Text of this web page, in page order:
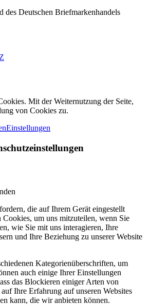
des Deutschen Briefmarkenhandels
Mit der Weiternutzung der Seite,
von Cookies zu.
Einstellungen
die auf Ihrem Gerät eingestellt
um uns mitzuteilen, wenn Sie
wie Sie mit uns interagieren, Ihre
und Ihre Beziehung zu unserer Website
Kategorienüberschriften, um
auch einige Ihrer Einstellungen
das Blockieren einiger Arten von
Ihre Erfahrung auf unseren Websites
kann, die wir anbieten können.